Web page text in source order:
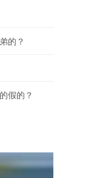
害怕
的？
假的？